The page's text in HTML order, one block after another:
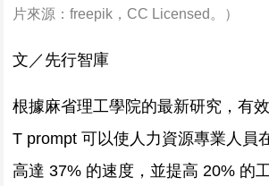
片來源：freepik ，CC Licensed。）
文／先行智庫
根據麻省理工學院的最新研究，有
T prompt 可以使人力資源專業人員
高達 37% 的速度，並提高 20% 的